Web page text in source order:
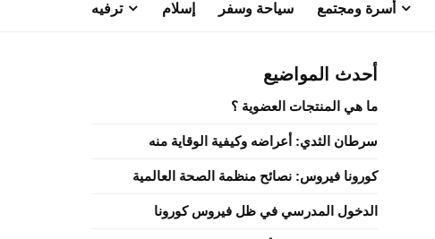
أسرة ومجتمع سياحة وسفر إسلام ترفيه
أحدث المواضيع
ما هي المنتجات العضوية ؟
سرطان الثدي: أعراضه وكيفية الوقاية منه
كورونا فيروس: نصائح منظمة الصحة العالمية
الدخول المدرسي في ظل فيروس كورونا